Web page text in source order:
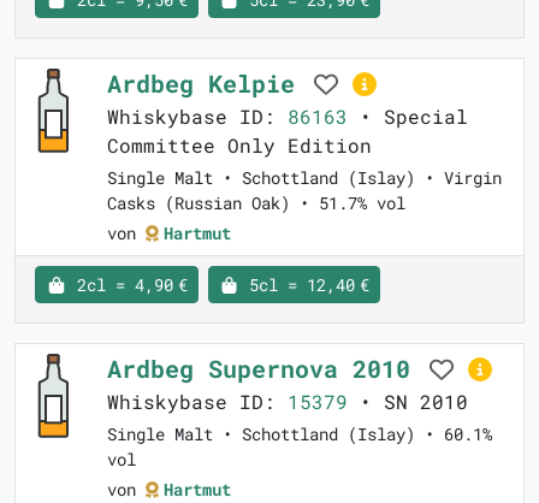
Ardbeg Kelpie
Whiskybase ID: 86163 • Special
Committee Only Edition
Single Malt • Schottland (Islay) • Virgin
Casks (Russian Oak) • 51.7% vol
von
Hartmut
2cl = 4,90 € 5cl = 12,40 €
Ardbeg Supernova 2010
Whiskybase ID: 15379 • SN 2010
Single Malt • Schottland (Islay) • 60.1%
vol
von
Hartmut